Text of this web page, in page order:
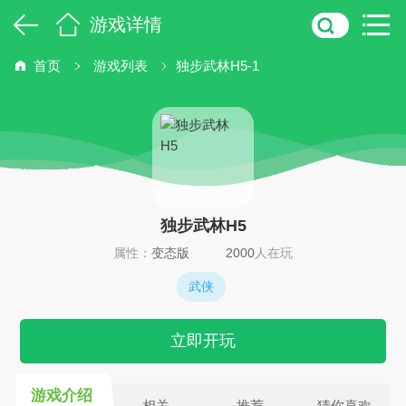
游戏详情
首页 游戏列表 独步武林H5-1
独步武林H5
属性： 变态版 2000人在玩
武侠
立即开玩
游戏介绍